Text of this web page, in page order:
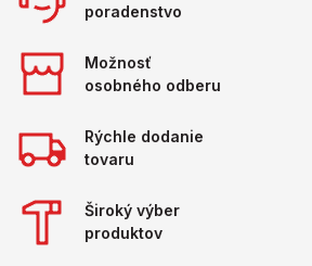
poradenstvo
Možnosť
osobného odberu
Rýchle dodanie
tovaru
Široký výber
produktov